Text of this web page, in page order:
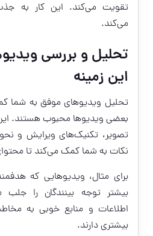
تقویت می‌کند. این کار به
می‌کند.
تحلیل و بررسی
این زمینه
تحلیل ویدیوهای موفق به شما
بعضی ویدیوها محبوب هستند.
تصویر، تکنیک‌های ویرایش و
نکات به شما کمک می‌کند تا
برای مثال، ویدیوهایی که
بیشتر توجه بینندگان را جلب
اطلاعات و منابع خوبی به
بیشتری دارند.